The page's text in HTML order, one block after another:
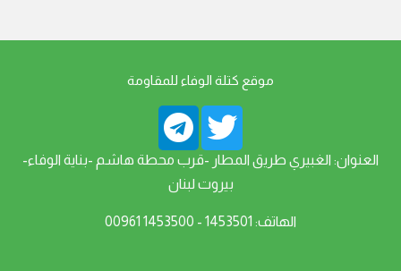
موقع كتلة الوفاء للمقاومة
العنوان: الغبيري طريق المطار -قرب محطة هاشم -بناية الوفاء-
بيروت لبنان
الهاتف: 1453501 - 1453500 00961